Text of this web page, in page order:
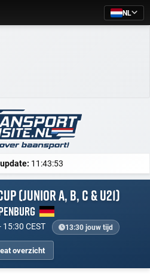
NL
11:43:53
(Junior A, B, C & U21)
CEST 13:30 jouw tijd
overzicht